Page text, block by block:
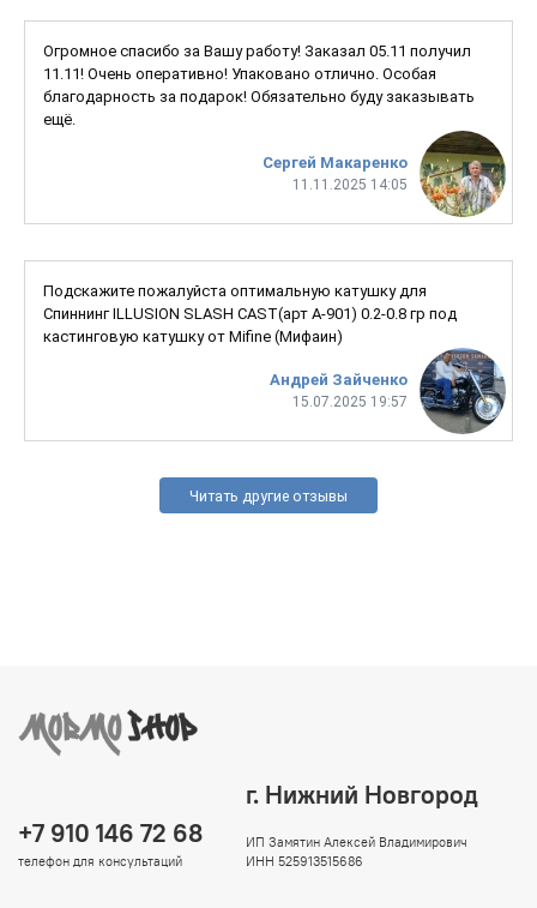
Сергей Макаренко
11.11.2025 14:05
Огромное спасибо за Вашу работу! Заказал 05.11 получил
11.11! Очень оперативно! Упаковано отлично. Особая
благодарность за подарок! Обязательно буду заказывать
ещё.
Андрей Зайченко
15.07.2025 19:57
Подскажите пожалуйста оптимальную катушку для
Спиннинг ILLUSION SLASH CAST(арт A-901) 0.2-0.8 гр под
кастинговую катушку от Mifine (Мифаин)
Читать другие отзывы
+7 910 146 72 68
телефон для консультаций
г. Нижний Новгород
ИП Замятин Алексей Владимирович
ИНН 525913515686